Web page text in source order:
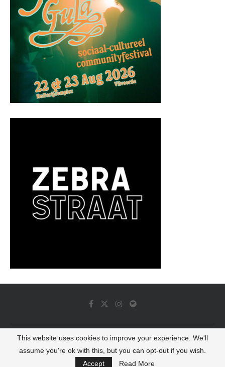
© 2022 - Luminous Dash All Rights Reserved
BACK TO TOP
This website uses cookies to improve your experience. We'll
assume you're ok with this, but you can opt-out if you wish.
Accept
Read More